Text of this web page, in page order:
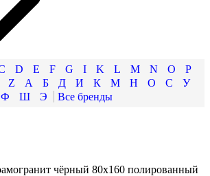
D E F G I K L M N O
P
Z А Б Д И К М Н О С
У
Ф
Ш
Э
чёрный 80х160 полированный